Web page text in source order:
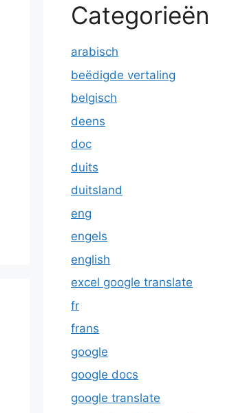
Categorieën
arabisch
beëdigde vertaling
belgisch
deens
doc
duits
duitsland
eng
engels
english
excel google translate
fr
frans
google
google docs
google translate